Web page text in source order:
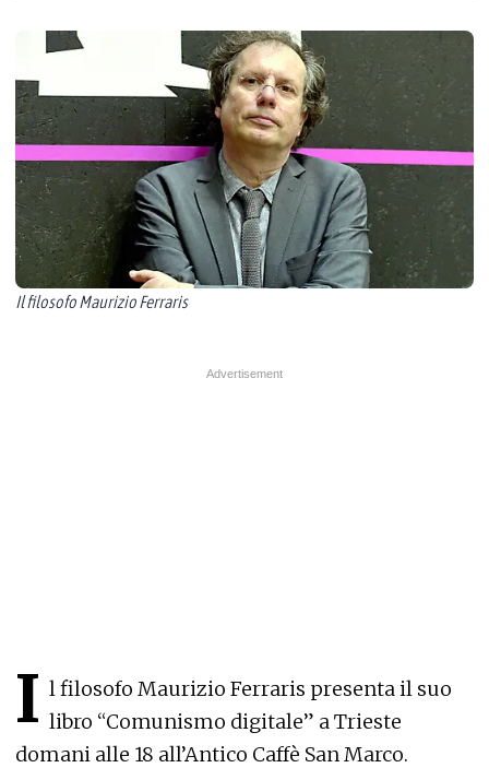
Il filosofo Maurizio Ferraris
I l filosofo Maurizio Ferraris presenta il suo
libro “Comunismo digitale” a Trieste
domani alle 18 all’Antico Caffè San Marco.